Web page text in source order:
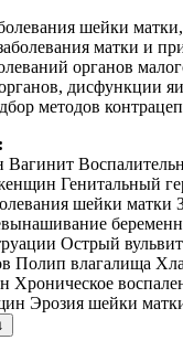
шейки матки,
матки и
органов
дисфункции
методов
Вагинит
Генитальный
шейки матки
Острый вульвит
Полип влагалища
Хроническое
Эрозия шейки